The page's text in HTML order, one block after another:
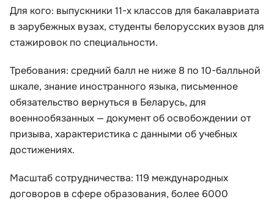
Для кого: выпускники 11-х классов для бакалавриата
в зарубежных вузах, студенты белорусских вузов для
стажировок по специальности.
Требования: средний балл не ниже 8 по 10-балльной
шкале, знание иностранного языка, письменное
обязательство вернуться в Беларусь, для
военнообязанных — документ об освобождении от
призыва, характеристика с данными об учебных
достижениях.
Масштаб сотрудничества: 119 международных
договоров в сфере образования, более 6000